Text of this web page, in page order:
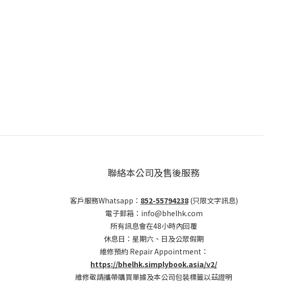
聯絡本公司及售後服務
客戶服務Whatsapp： 852-55794238(只限文字訊息)
電子郵箱：info@bhelhk.com
所有訊息會在48小時內回覆
休息日：星期六、日及公眾假期
維修預約 Repair Appointment：
https://bhelhk.simplybook.asia/v2/
維修敬請攜帶購買單據及本公司包裝標籤以茲證明